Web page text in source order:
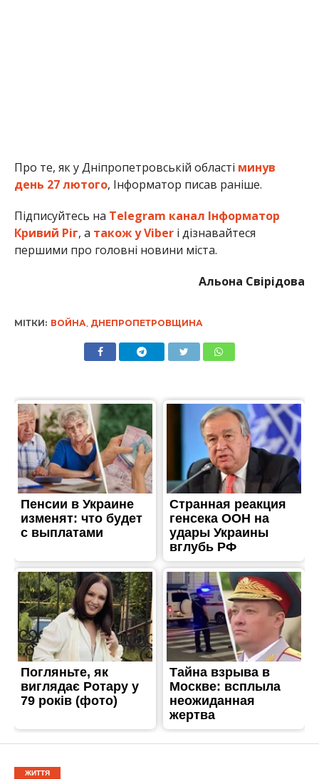
Про те, як у Дніпропетровській області минув
день 27 лютого, Інформатор писав раніше.
Підписуйтесь на Telegram канал Інформатор
Кривий Ріг, а також у Viberі дізнавайтеся
першими про головні новини міста.
Альона Свірідова
МІТКИ: ВОЙНА ДНЕПРОПЕТРОВЩИНА
ЖИТТЯ